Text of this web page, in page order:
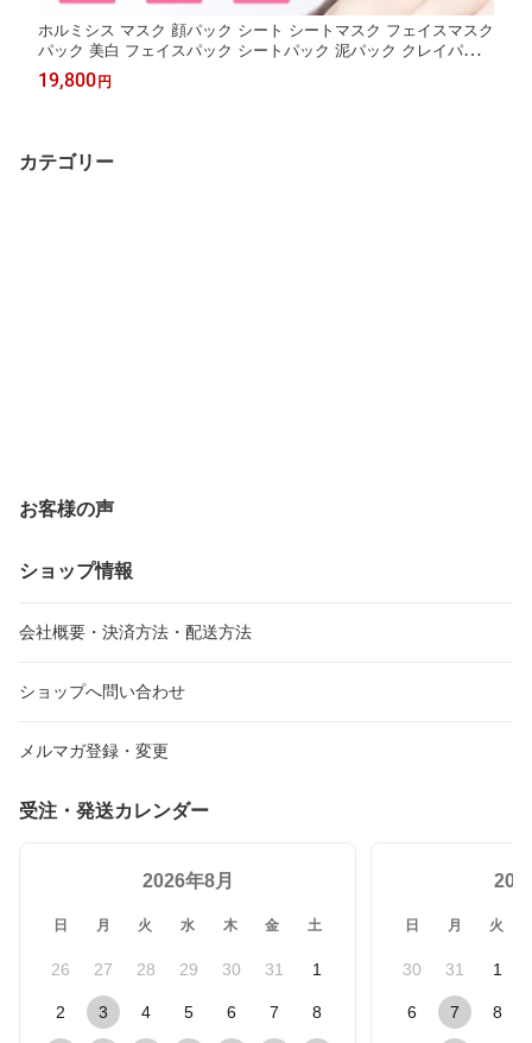
ホルミシス マスク 顔パック シート シートマスク フェイスマスク
パック 美白 フェイスパック シートパック 泥パック クレイパック
日本製 繰り返し使える 毎日使える マイナスイオン 玉川温泉 三朝
温泉 商品 ラドン 鉱石 バドガシュタイン鉱石
19,800円
カテゴリー
お客様の声
ショップ情報
会社概要・決済方法・配送方法
ショップへ問い合わせ
メルマガ登録・変更
受注・発送カレンダー
2026年8月
日 月 火 水 木 金 土
26 27 28 29 30 31 1
2 3 4 5 6 7 8
日 月 火
30 31 1
6 7 8